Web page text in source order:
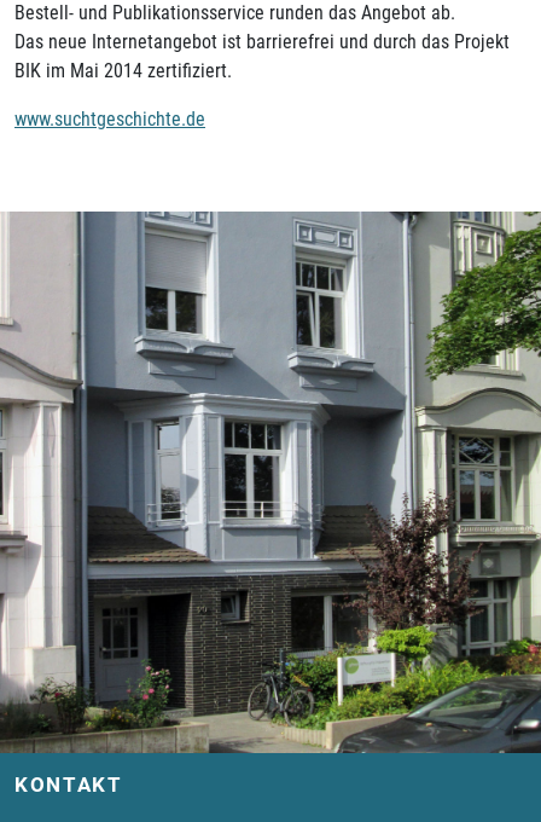
Bestell- und Publikationsservice runden das Angebot ab.
Das neue Internetangebot ist barrierefrei und durch das Projekt
BIK im Mai 2014 zertifiziert.
www.suchtgeschichte.de
KONTAKT